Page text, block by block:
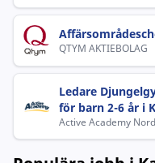
QTYM AKTIEBOLAG
Ledare
för barn 2-6 år i
Active Academy